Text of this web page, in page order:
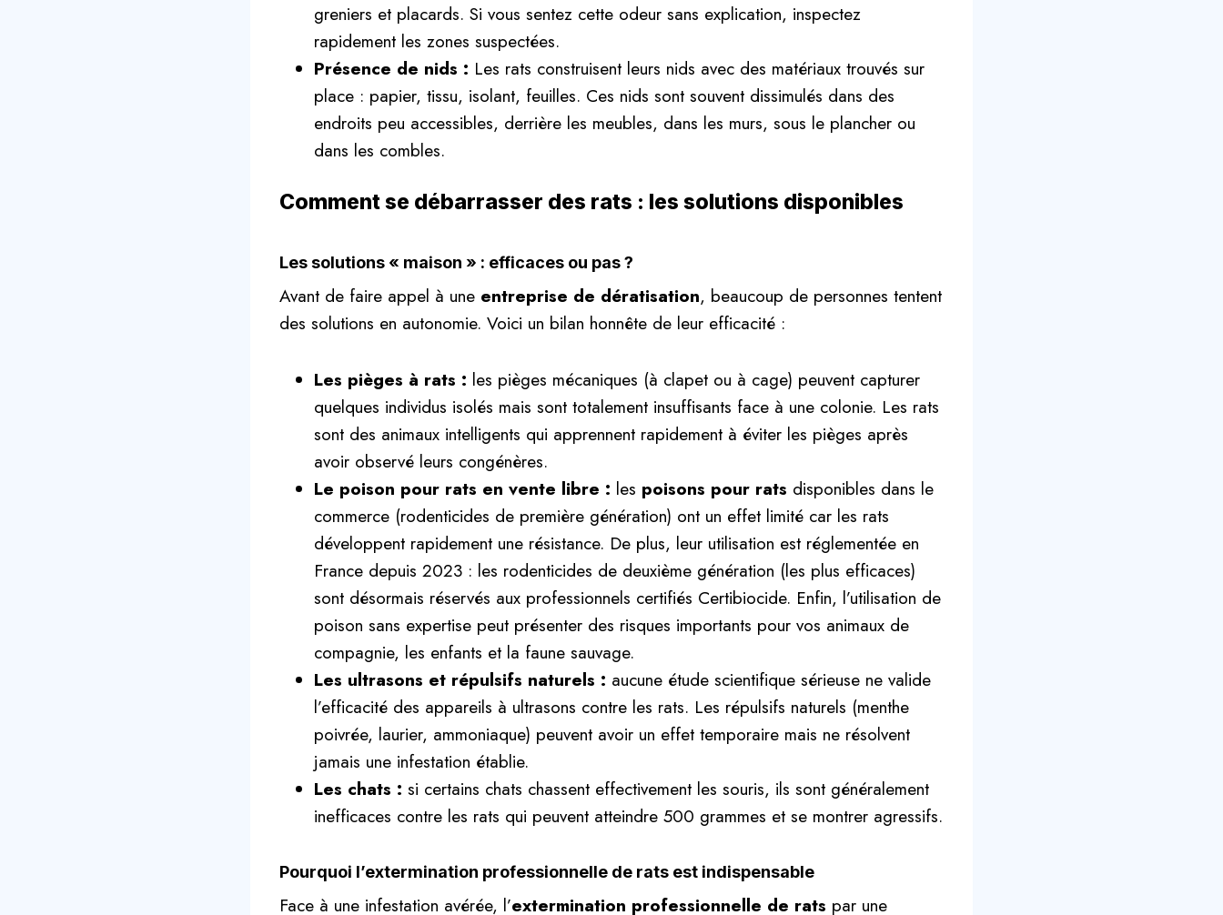
greniers et placards. Si vous sentez cette odeur sans explication, inspectez
rapidement les zones suspectées.
Présence de nids : Les rats construisent leurs nids avec des matériaux trouvés sur
place : papier, tissu, isolant, feuilles. Ces nids sont souvent dissimulés dans des
endroits peu accessibles, derrière les meubles, dans les murs, sous le plancher ou
dans les combles.
Comment se débarrasser des rats : les solutions disponibles
Les solutions « maison » : efficaces ou pas ?
Avant de faire appel à une entreprise de dératisation, beaucoup de personnes tentent
des solutions en autonomie. Voici un bilan honnête de leur efficacité :
Les pièges à rats : les pièges mécaniques (à clapet ou à cage) peuvent capturer
quelques individus isolés mais sont totalement insuffisants face à une colonie. Les rats
sont des animaux intelligents qui apprennent rapidement à éviter les pièges après
avoir observé leurs congénères.
Le poison pour rats en vente libre : les poisons pour rats disponibles dans le
commerce (rodenticides de première génération) ont un effet limité car les rats
développent rapidement une résistance. De plus, leur utilisation est réglementée en
France depuis 2023 : les rodenticides de deuxième génération (les plus efficaces)
sont désormais réservés aux professionnels certifiés Certibiocide. Enfin, l’utilisation de
poison sans expertise peut présenter des risques importants pour vos animaux de
compagnie, les enfants et la faune sauvage.
Les ultrasons et répulsifs naturels : aucune étude scientifique sérieuse ne valide
l’efficacité des appareils à ultrasons contre les rats. Les répulsifs naturels (menthe
poivrée, laurier, ammoniaque) peuvent avoir un effet temporaire mais ne résolvent
jamais une infestation établie.
Les chats : si certains chats chassent effectivement les souris, ils sont généralement
inefficaces contre les rats qui peuvent atteindre 500 grammes et se montrer agressifs.
Pourquoi l’extermination professionnelle de rats est indispensable
Face à une infestation avérée, l’extermination professionnelle de rats par une